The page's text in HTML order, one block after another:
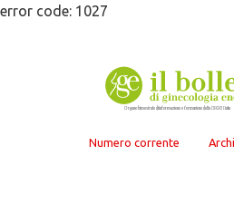
Skip
error code: 1027
Numero corrente